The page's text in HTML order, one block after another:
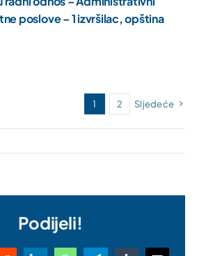
poslove – 1 izvršilac, opština
1 2 Sljedeće
Podijeli!